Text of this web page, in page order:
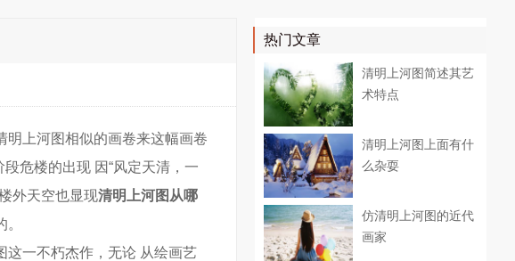
明上河图相似的画卷来这幅画卷
危楼的出现 因“风定天清，一
外天空也显现清明上河图从哪
这一不朽杰作，无论 从绘画艺
热门文章
清明上河图简述其艺
术特点
清明上河图上面有什
么杂耍
仿清明上河图的近代
画家